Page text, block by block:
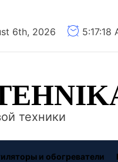
6th, 2026 5:17:19
техники
и обогреватели